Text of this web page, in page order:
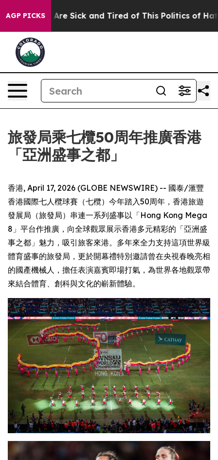
AGP PICKS
Are Sick and Tired of This Politics of Hatred” The
旅發局乘七欖50周年推廣香港
「亞洲盛事之都」
香港, April 17, 2026 (GLOBE NEWSWIRE) -- 國泰/滙豐
香港國際七人欖球賽（七欖）今年踏入50周年，香港旅遊
發展局（旅發局）串連一系列盛事以「Hong Kong Mega
8」平台作推廣，向全球觀眾展示香港多元精彩的「亞洲盛
事之都」魅力，吸引旅客來港。多年來全力支持這項世界級
體育盛事的旅發局，更於開幕禮特別邀請曾在央視春晚亮相
的國產機械人，擔任表演嘉賓即場打氣，為世界各地觀眾帶
來結合體育、創科與文化的嶄新體驗。